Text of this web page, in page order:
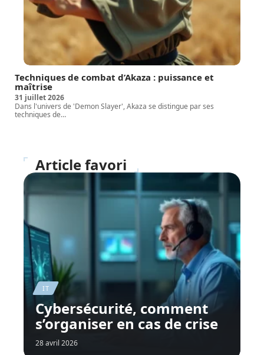
Techniques de combat d’Akaza : puissance et
maîtrise
31 juillet 2026
Dans l'univers de 'Demon Slayer', Akaza se distingue par ses
techniques de…
Article favori
IT
Cybersécurité, comment
s’organiser en cas de crise
28 avril 2026